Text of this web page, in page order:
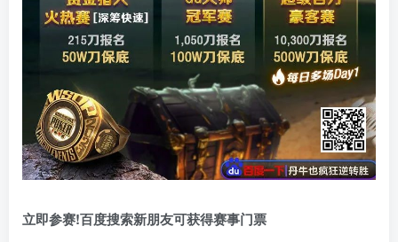
立即参赛!百度搜索新朋友可获得赛事门票